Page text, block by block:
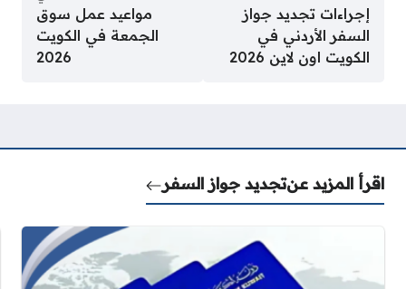
إجراءات تجديد جواز
السفر الأردني في
الكويت اون لاين 2026
مواعيد عمل سوق
الجمعة في الكويت
2026
اقرأ المزيد عنتجديد جواز السفر